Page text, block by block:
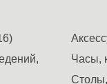
Часы,
Столы,